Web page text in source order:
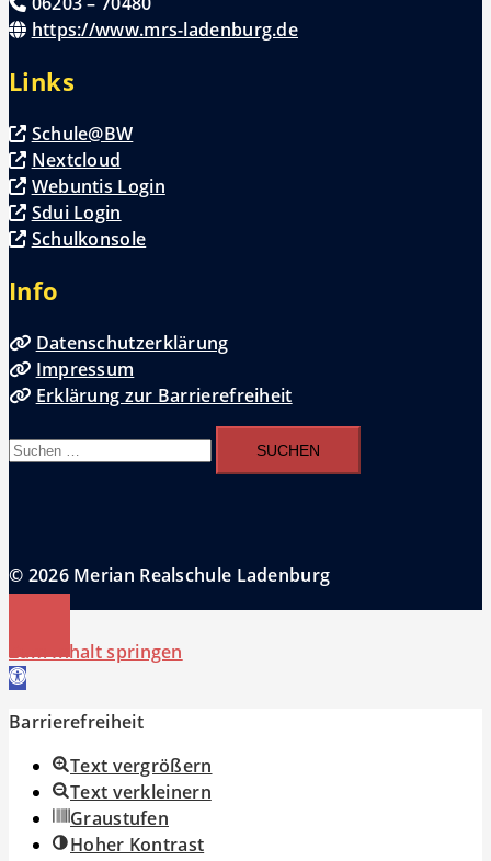
https://www.mrs-ladenburg.de
Links
Schule@BW
Nextcloud
Webuntis Login
Sdui Login
Schulkonsole
Info
Datenschutzerklärung
Impressum
Erklärung zur Barrierefreiheit
Suchen
nach:
© 2026 Merian Realschule Ladenburg
Zum Inhalt springen
Werkzeugleiste öffnen
Barrierefreiheit
Text vergrößern
Text verkleinern
Graustufen
Hoher Kontrast